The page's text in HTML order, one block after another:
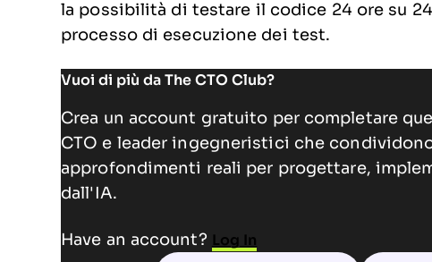
la possibilità di testare il codice 24 ore su
processo di esecuzione dei test.
Vuoi di più da The CTO Club?
Crea un account gratuito per completare
CTO e leader ingegneristici che
approfondimenti reali per progettare,
dall'IA.
Have an account? Log In